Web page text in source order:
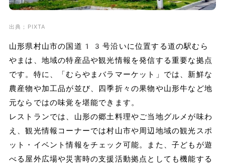
出典；PIXTA
山形県村山市の国道13号沿いに位置する道の駅むら
やまは、地域の特産品や観光情報を発信する重要な拠点
です。特に、「むらやまバラマーケット」では、新鮮な
農産物や加工品が並び、四季折々の果物や山形牛など地
元ならではの味覚を堪能できます。
レストランでは、山形の郷土料理やご当地グルメが味わ
え、観光情報コーナーでは村山市や周辺地域の観光スポ
ット・イベント情報をチェック可能。また、子どもが遊
べる屋外広場や災害時の支援活動拠点としても機能する